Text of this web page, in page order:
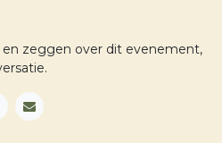
zeggen over dit evenement,